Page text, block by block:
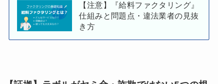
【注意】『給料ファクタリング』
仕組みと問題点・違法業者の見抜
き方